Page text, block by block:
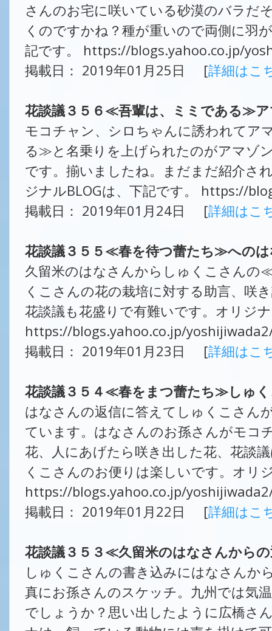
さんのお宅に咲いている砂漠のバラだ
くのですかね？種が重いので両側に羽
記です。 https://blogs.yahoo.co.jp/
掲載日： 2019年01月25日 [詳細はこ
花談議３５６≪吾輩は、ミミである≫
モコチャン、シロちゃんに誘われてア
る≫と名乗りを上げられたのがアマゾ
です。揃いましたね。まだまだ紹介さ
ジナルBLOGは、下記です。 https://
掲載日： 2019年01月24日 [詳細はこ
花談議３５５≪春を待つ蕾たち≫への
久留米のはなさんからしゅくこさん
くこさんの花の栽培に対する助言、咲
花談議も花盛りで有難いです。オリジ
https://blogs.yahoo.co.jp/
掲載日： 2019年01月23日 [詳細はこ
花談議３５４≪春をまつ蕾たち≫しゅ
はなさんの返信に答えてしゅくこさ
ています。はなさんのお孫さんがモコ
花、人にあげたら咲き出した花、花談
くこさんのお便りは楽しいです。オリ
https://blogs.yahoo.co.jp/
掲載日： 2019年01月22日 [詳細はこ
花談議３５３≪久留米のはなさんから
しゅくこさんの書き込みにはなさんか
真にお孫さんのスケッチ。九州では気
でしょうか？思い出したように広橋さ